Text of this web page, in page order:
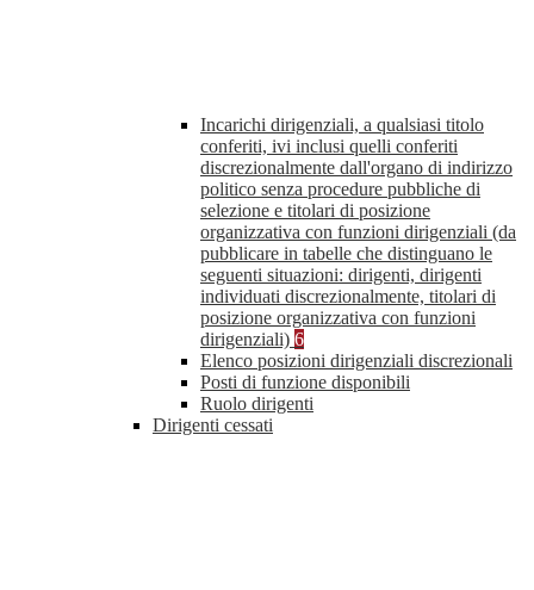
Incarichi dirigenziali, a qualsiasi titolo
conferiti, ivi inclusi quelli conferiti
discrezionalmente dall'organo di indirizzo
politico senza procedure pubbliche di
selezione e titolari di posizione
organizzativa con funzioni dirigenziali (da
pubblicare in tabelle che distinguano le
seguenti situazioni: dirigenti, dirigenti
individuati discrezionalmente, titolari di
posizione organizzativa con funzioni
dirigenziali) 6
Elenco posizioni dirigenziali discrezionali
Posti di funzione disponibili
Ruolo dirigenti
Dirigenti cessati